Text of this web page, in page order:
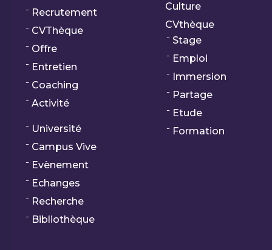
Recrutement
CVThèque
Offre
Entretien
Coaching
Activité
Université
Campus Vive
Evènement
Echanges
Recherche
Bibliothèque
Culture
CVthèque
Stage
Emploi
Immersion
Partage
Etude
Formation